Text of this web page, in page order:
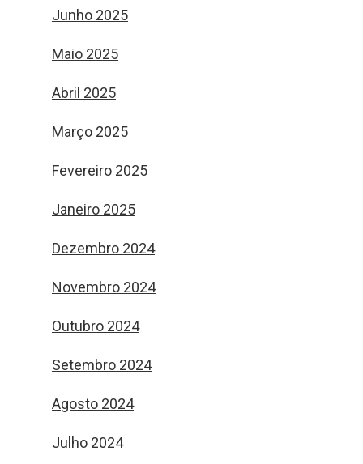
Junho 2025
Maio 2025
Abril 2025
Março 2025
Fevereiro 2025
Janeiro 2025
Dezembro 2024
Novembro 2024
Outubro 2024
Setembro 2024
Agosto 2024
Julho 2024